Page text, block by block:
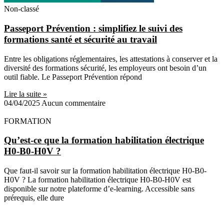
Non-classé
Passeport Prévention : simplifiez le suivi des
formations santé et sécurité au travail
Entre les obligations réglementaires, les attestations à conserver et la
diversité des formations sécurité, les employeurs ont besoin d’un
outil fiable. Le Passeport Prévention répond
Lire la suite »
04/04/2025 Aucun commentaire
FORMATION
Qu’est-ce que la formation habilitation électrique
H0-B0-H0V ?
Que faut-il savoir sur la formation habilitation électrique H0-B0-
H0V ? La formation habilitation électrique H0-B0-H0V est
disponible sur notre plateforme d’e-learning. Accessible sans
prérequis, elle dure